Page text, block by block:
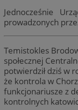
Jednocześnie
prowadzonych
Temistokles
społecznej
potwierdził dziś w
że kontrola w
funkcjonariusze z
kontrolnych